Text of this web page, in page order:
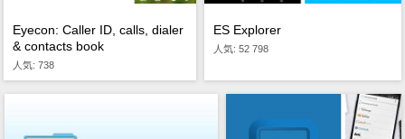
Eyecon: Caller ID, calls, dialer
& contacts book
人気: 738
ES Explorer
人気: 52 798